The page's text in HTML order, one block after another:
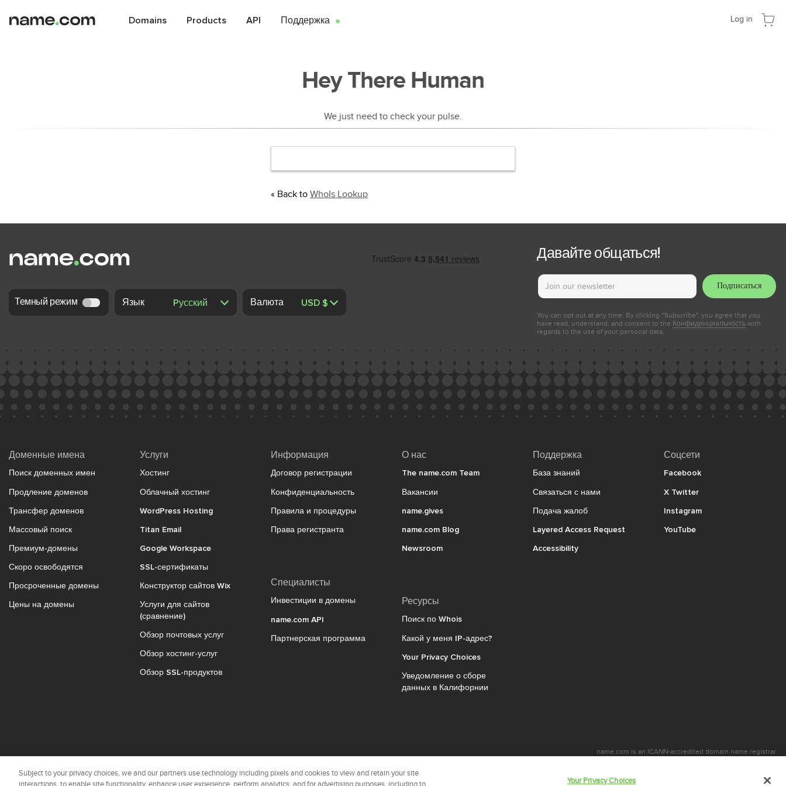
Log in
Domains Products API Поддержка ●
Hey There Human
We just need to check your pulse.
« Back to WhoIs Lookup
Давайте общаться!
Подписаться
You can opt out at any time. By clicking “Subscribe", you agree that you
have read, understand, and consent to the Конфиденциальность with
regards to the use of your personal data.
Темный режим Язык Валюта
Доменные имена
Поиск доменных имен
Продление доменов
Трансфер доменов
Массовый поиск
Премиум-домены
Скоро освободятся
Просроченные домены
Цены на домены
Услуги
Хостинг
Облачный хостинг
WordPress Hosting
Titan Email
Google Workspace
SSL-сертификаты
Конструктор сайтов Wix
Услуги для сайтов
(сравнение)
Обзор почтовых услуг
Обзор хостинг-услуг
Обзор SSL-продуктов
Информация
Договор регистрации
Конфиденциальность
Правила и процедуры
Права регистранта
Специалисты
Инвестиции в домены
name.com API
Партнерская программа
О нас
The name.com Team
Вакансии
name.gives
name.com Blog
Newsroom
Ресурсы
Поиск по Whois
Какой у меня IP-адрес?
Your Privacy Choices
Уведомление о сборе
данных в Калифорнии
Поддержка
База знаний
Связаться с нами
Подача жалоб
Layered Access Request
Accessibility
Соцсети
Facebook
X Twitter
Instagram
YouTube
name.com is an ICANN-accredited domain name registrar.
Subject to your privacy choices, we and our partners use technology including pixels and cookies to view and retain your site
Your Privacy Choices